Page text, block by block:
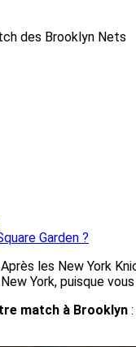
des Brooklyn Nets
Garden ?
les New York
York, puisque
match à Brooklyn